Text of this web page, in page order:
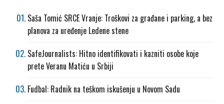
Saša Tomić SRCE Vranje: Troškovi za građane i parking, a bez
planova za uređenje Ledene stene
SafeJournalists: Hitno identifikovati i kazniti osobe koje
prete Veranu Matiću u Srbiji
Fudbal: Radnik na teškom iskušenju u Novom Sadu